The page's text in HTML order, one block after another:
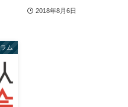
2018年8月6日
ム